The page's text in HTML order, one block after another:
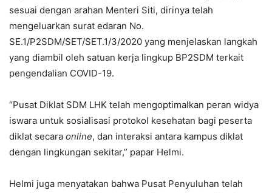
sesuai dengan arahan Menteri Siti, dirinya telah
mengeluarkan surat edaran No.
SE.1/P2SDM/SET/SET.1/3/2020 yang menjelaskan langkah
yang diambil oleh satuan kerja lingkup BP2SDM terkait
pengendalian COVID-19.
“Pusat Diklat SDM LHK telah mengoptimalkan peran widya
iswara untuk sosialisasi protokol kesehatan bagi peserta
diklat secara online, dan interaksi antara kampus diklat
dengan lingkungan sekitar,” papar Helmi.
Helmi juga menyatakan bahwa Pusat Penyuluhan telah